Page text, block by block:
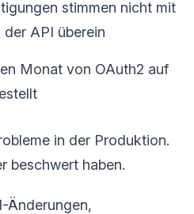
stimmen nicht mit
API überein
Monat von OAuth2 auf
in der Produktion.
beschwert haben.
Änderungen,